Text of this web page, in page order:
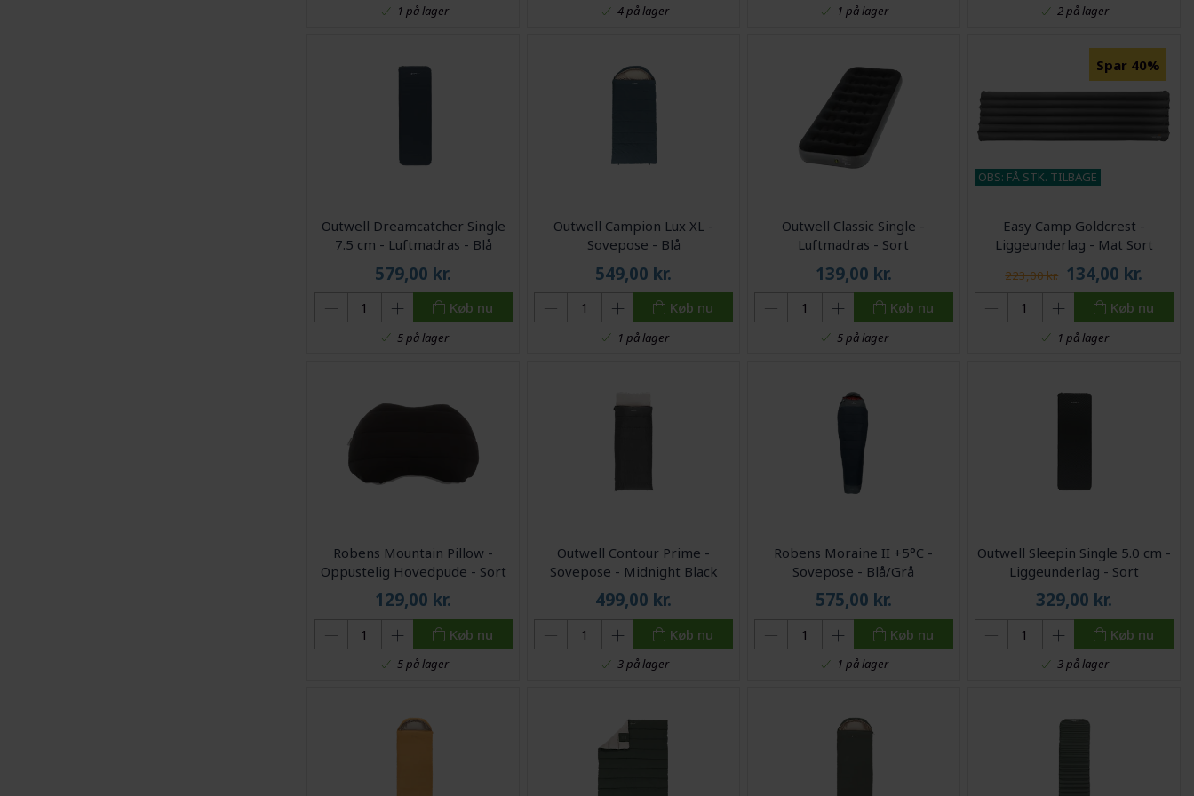
1 på lager 4 på lager 1 på lager 2 på lager
Outwell Dreamcatcher Single
7.5 cm - Luftmadras - Blå
579,00 kr.
Køb nu
5 på lager
Outwell Campion Lux XL -
Sovepose - Blå
549,00 kr.
Køb nu
1 på lager
Outwell Classic Single -
Luftmadras - Sort
139,00 kr.
Køb nu
5 på lager
OBS: FÅ STK. TILBAGE
Spar 40%
Easy Camp Goldcrest -
Liggeunderlag - Mat Sort
223,00 kr. 134,00 kr.
Køb nu
1 på lager
Robens Mountain Pillow -
Oppustelig Hovedpude - Sort
129,00 kr.
Køb nu
5 på lager
Outwell Contour Prime -
Sovepose - Midnight Black
499,00 kr.
Køb nu
3 på lager
Robens Moraine II +5°C -
Sovepose - Blå/Grå
575,00 kr.
Køb nu
1 på lager
Outwell Sleepin Single 5.0 cm -
Liggeunderlag - Sort
329,00 kr.
Køb nu
3 på lager